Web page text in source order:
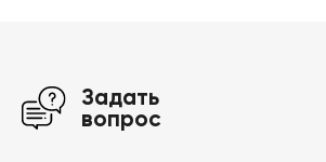
Задать
вопрос